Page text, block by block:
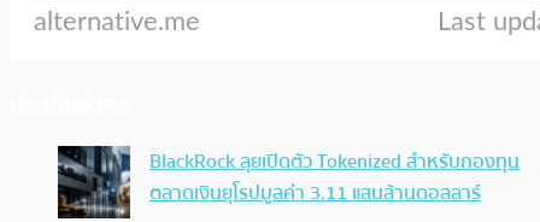
BlackRock ลุยเปิดตัว Tokenized สำหรับกองทุน
ตลาดเงินยุโรปมูลค่า 3.11 แสนล้านดอลลาร์